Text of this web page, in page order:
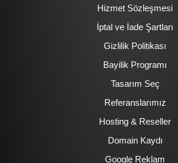
Hizmet Sözleşmesi
İptal ve İade Şartları
Gizlilik Politikası
Bayilik Programı
Tasarım Seç
Referanslarımız
Hosting & Reseller
Domain Kaydı
Google Reklam